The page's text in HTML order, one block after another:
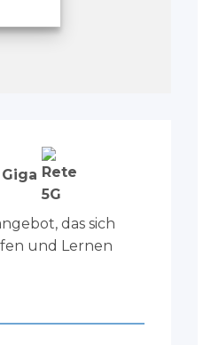
das sich
und Lernen